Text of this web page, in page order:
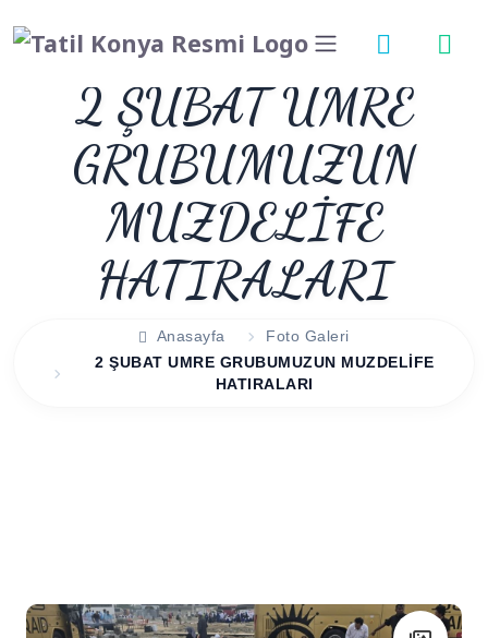
2 ŞUBAT UMRE
GRUBUMUZUN
MUZDELİFE
HATIRALARI
Anasayfa
Foto Galeri
2 ŞUBAT UMRE GRUBUMUZUN MUZDELİFE
HATIRALARI